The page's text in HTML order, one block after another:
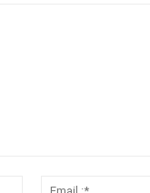
Nom